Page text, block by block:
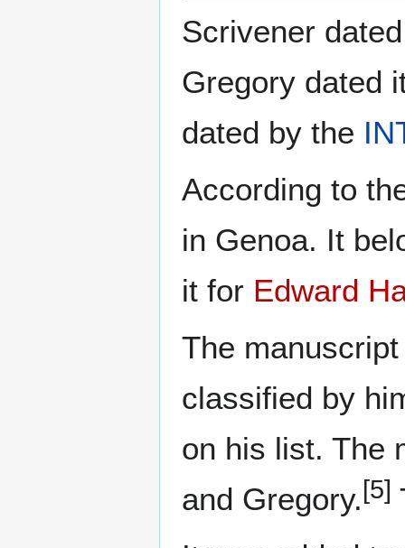
Scrivener
Gregory dated
dated by the
According to
in Genoa. It
it for Edward
The
classified by
on his list. The
and Gregory. [5]